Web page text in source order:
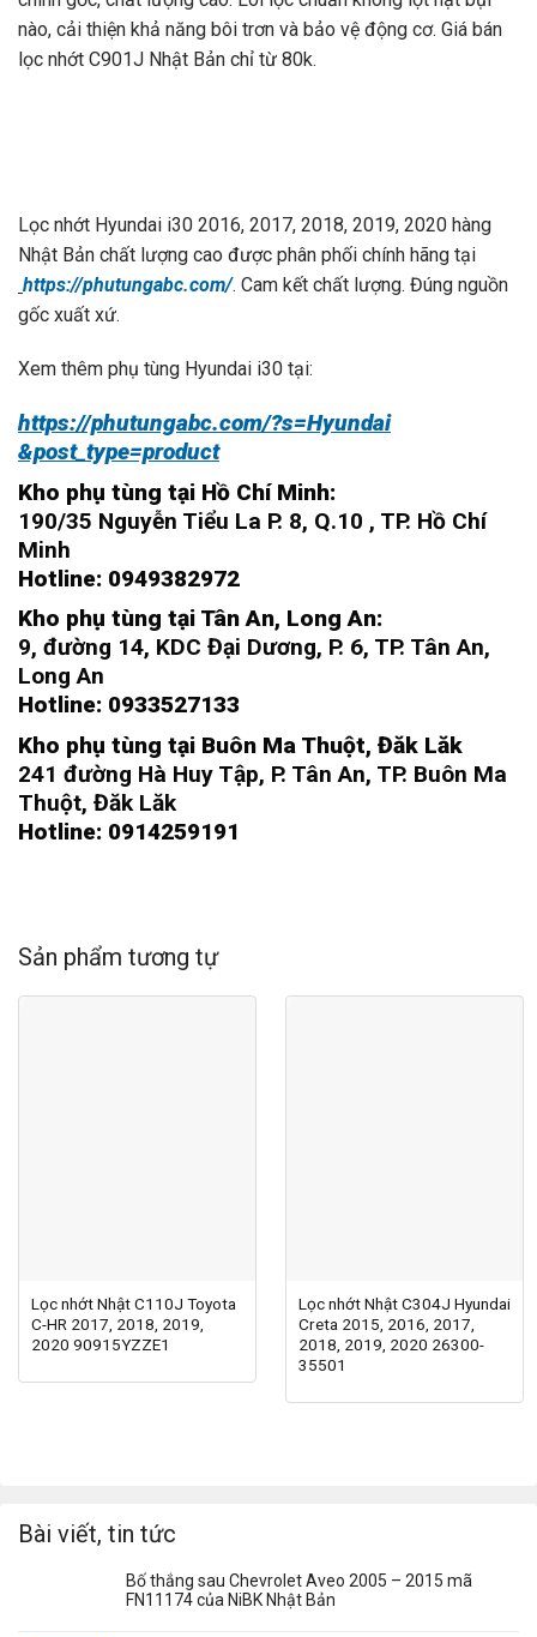
nào, cải thiện khả năng bôi trơn và bảo vệ động cơ. Giá bán
lọc nhớt C901J Nhật Bản chỉ từ 80k.
Lọc nhớt Hyundai i30 2016, 2017, 2018, 2019, 2020 hàng
Nhật Bản chất lượng cao được phân phối chính hãng tại
https://phutungabc.com/. Cam kết chất lượng. Đúng nguồn
gốc xuất xứ.
Xem thêm phụ tùng Hyundai i30 tại:
https://phutungabc.com/?s=Hyundai
&post_type=product
Kho phụ tùng tại Hồ Chí Minh:
190/35 Nguyễn Tiểu La P. 8, Q.10 , TP. Hồ Chí
Minh
Hotline: 0949382972
Kho phụ tùng tại Tân An, Long An:
9, đường 14, KDC Đại Dương, P. 6, TP. Tân An,
Long An
Hotline: 0933527133
Kho phụ tùng tại Buôn Ma Thuột, Đăk Lăk
241 đường Hà Huy Tập, P. Tân An, TP. Buôn Ma
Thuột, Đăk Lăk
Hotline: 0914259191
Sản phẩm tương tự
Lọc nhớt Nhật C110J Toyota
C-HR 2017, 2018, 2019,
2020 90915YZZE1
Lọc nhớt Nhật C304J Hyundai
Creta 2015, 2016, 2017,
2018, 2019, 2020 26300-
35501
Bài viết, tin tức
Bố thắng sau Chevrolet Aveo 2005 – 2015 mã
FN11174 của NiBK Nhật Bản